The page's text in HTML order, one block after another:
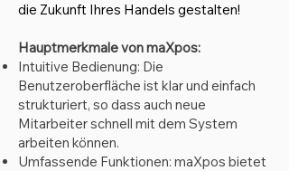
die Zukunft Ihres Handels gestalten!
Hauptmerkmale von maXpos:
Intuitive Bedienung: Die
Benutzeroberfläche ist klar und einfach
strukturiert, so dass auch neue
Mitarbeiter schnell mit dem System
arbeiten können.
Umfassende Funktionen: maXpos bietet